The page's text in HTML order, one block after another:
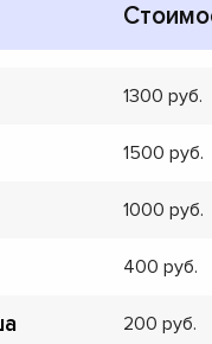
1300
1500
1000
400
200